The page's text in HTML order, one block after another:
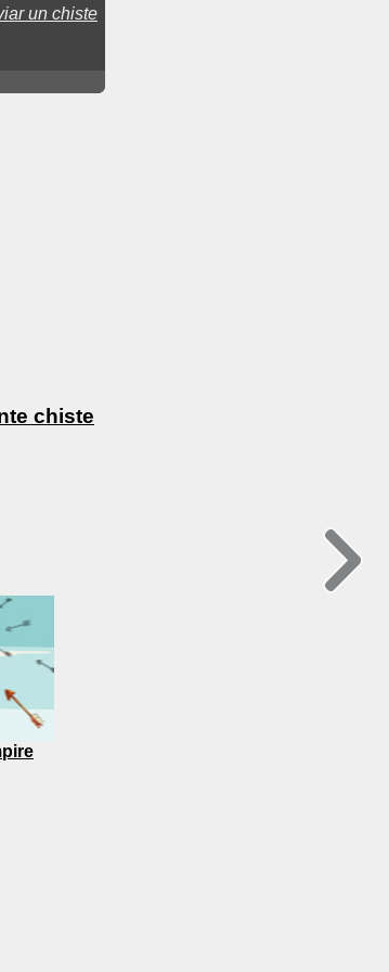
un chiste
chiste